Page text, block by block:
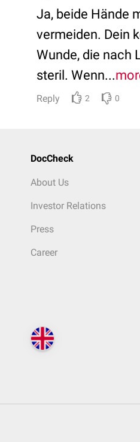
Ja, beide Hände
vermeiden. Dein
Wunde, die nach
steril. Wenn...
Reply 2 0
DocCheck
About Us
Investor Relations
Press
Career